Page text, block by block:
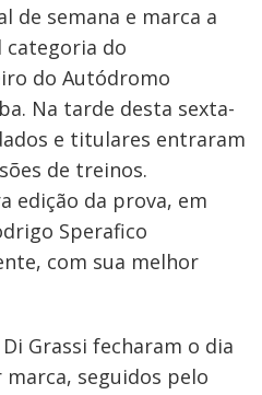
de semana e marca a
categoria do
do Autódromo
Na tarde desta sexta-
e titulares entraram
de treinos.
edição da prova, em
Sperafico
com sua melhor
Grassi fecharam o dia
seguidos pelo